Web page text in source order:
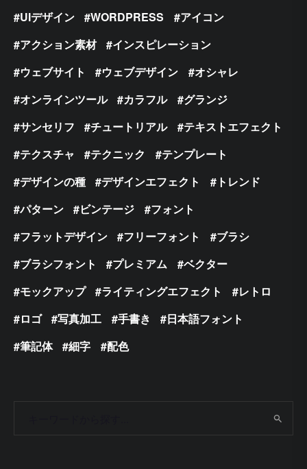
UIデザイン
WORDPRESS
アイコン
アクション素材
インスピレーション
ウェブサイト
ウェブデザイン
オシャレ
オンラインツール
カラフル
グランジ
サンセリフ
チュートリアル
テキストエフェクト
テクスチャ
テクニック
テンプレート
デザインの種
デザインエフェクト
トレンド
パターン
ビンテージ
フォント
フラットデザイン
フリーフォント
ブラシ
ブラシフォント
プレミアム
ベクター
モックアップ
ライティングエフェクト
レトロ
ロゴ
写真加工 手書き
日本語フォント
筆記体
細字 配色